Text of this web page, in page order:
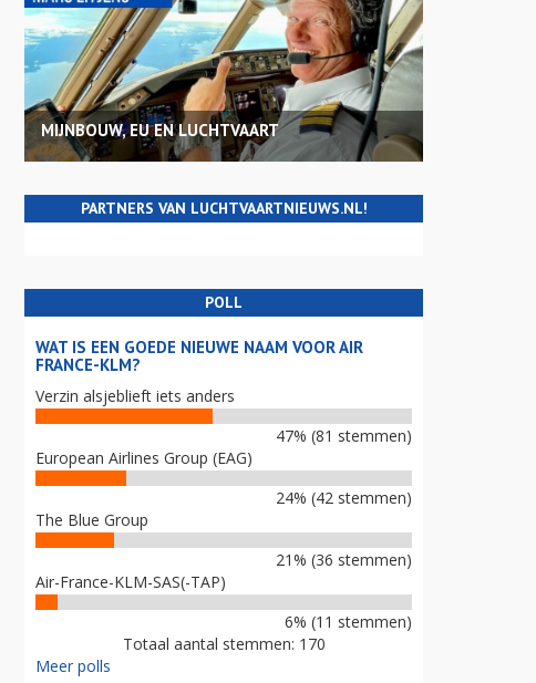
MIJNBOUW, EU EN LUCHTVAART
PARTNERS VAN LUCHTVAARTNIEUWS.NL!
POLL
WAT IS EEN GOEDE NIEUWE NAAM VOOR AIR
FRANCE-KLM?
Verzin alsjeblieft iets anders
47% (81 stemmen)
European Airlines Group (EAG)
24% (42 stemmen)
The Blue Group
21% (36 stemmen)
Air-France-KLM-SAS(-TAP)
6% (11 stemmen)
Totaal aantal stemmen: 170
Meer polls